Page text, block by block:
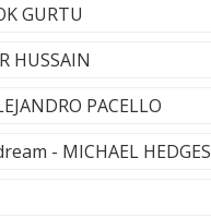
GURTU
HUSSAIN
PACELLO
- MICHAEL HEDGES